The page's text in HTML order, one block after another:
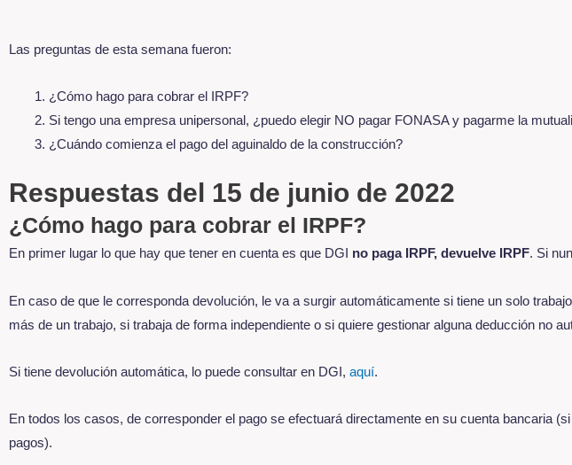
Las preguntas de esta semana fueron:
¿Cómo hago para cobrar el IRPF?
Si tengo una empresa unipersonal, ¿puedo elegir NO pagar FONASA y pagarme la
¿Cuándo comienza el pago del aguinaldo de la construcción?
Respuestas del 15 de junio de 2022
¿Cómo hago para cobrar el IRPF?
En primer lugar lo que hay que tener en cuenta es que DGI no paga IRPF, devuelve IRPF. Si
En caso de que le corresponda devolución, le va a surgir automáticamente si tiene un solo
más de un trabajo, si trabaja de forma independiente o si quiere gestionar alguna deducción no
Si tiene devolución automática, lo puede consultar en DGI, aquí.
En todos los casos, de corresponder el pago se efectuará directamente en su cuenta bancaria
pagos).